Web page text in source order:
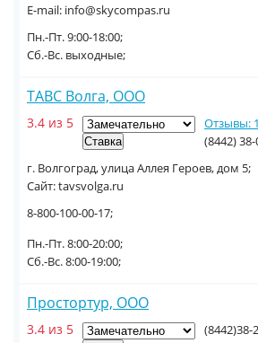
E-mail: info@skycompas.ru
Пн.-Пт. 9:00-18:00;
Сб.-Вс. выходные;
ТАВС Волга, ООО
3.4 из 5 Отзывы: 1
г. Волгоград, улица Аллея Героев, дом 5;
Сайт: tavsvolga.ru
(8442)
8-800-100-00-17;
Пн.-Пт. 8:00-20:00;
Сб.-Вс. 8:00-19:00;
Простортур, ООО
3.4 из 5
(8442)38-